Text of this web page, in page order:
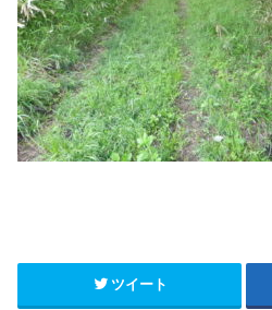
ツイート